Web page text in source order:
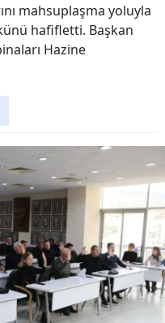
mahsuplaşma yoluyla
hafifletti. Başkan
Hazine